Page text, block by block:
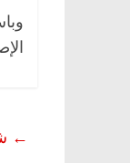
الإصابات
←